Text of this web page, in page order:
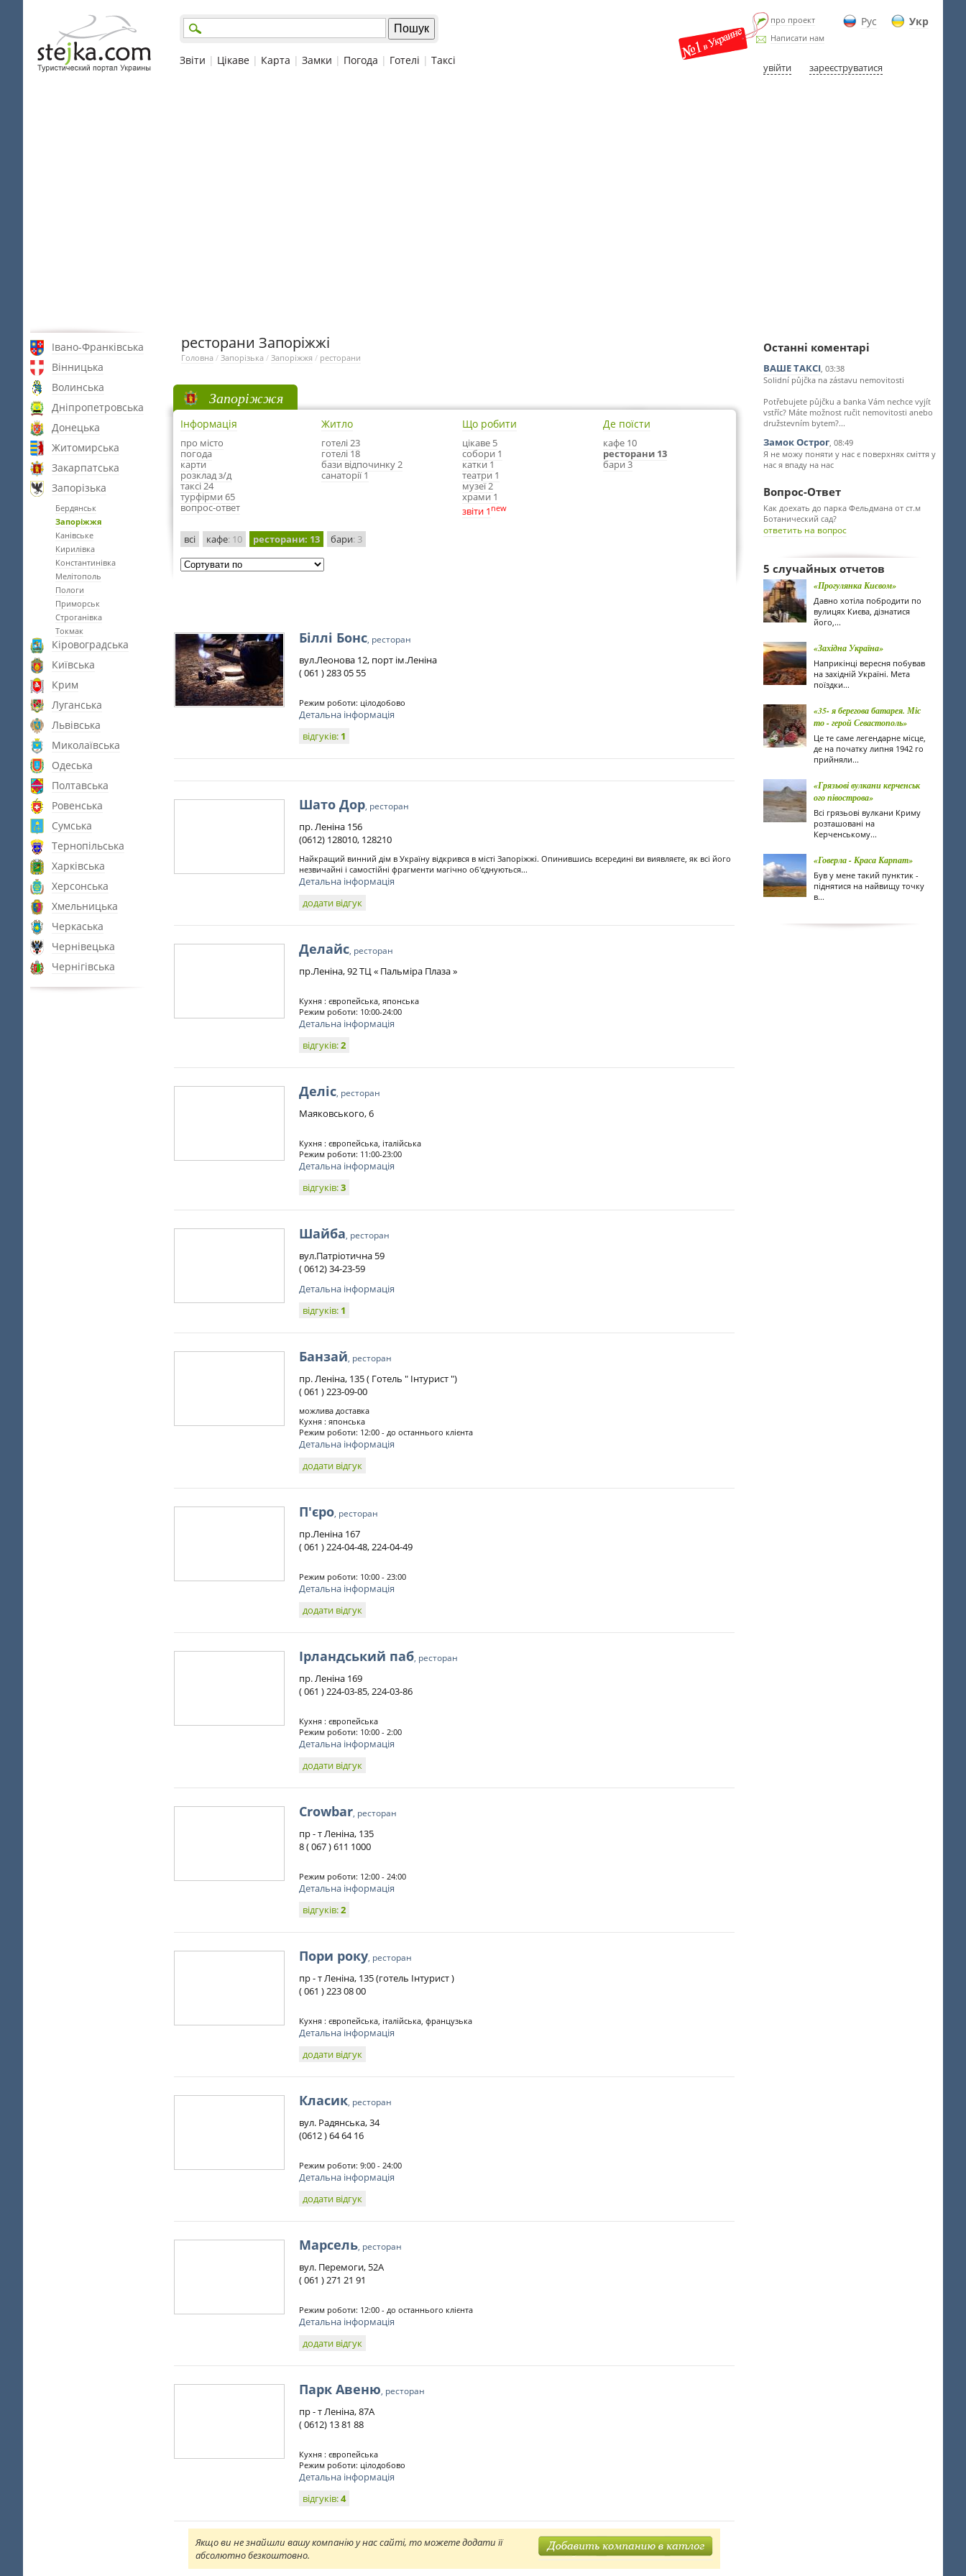
Рус Укр
про проект
Написати нам
увійти зареєструватися
Звіти | Цікаве | Карта | Замки | Погода | Готелі | Таксі
Івано-Франківська
Вінницька
Волинська
Дніпропетровська
Донецька
Житомирська
Закарпатська
Запорізька
Бердянськ
Запоріжжя
Канівське
Кирилівка
Константинівка
Мелітополь
Пологи
Приморськ
Строганівка
Токмак
Кіровоградська
Київська
Крим
Луганська
Львівська
Миколаївська
Одеська
Полтавська
Ровенська
Сумська
Тернопільська
Харківська
Херсонська
Хмельницька
Черкаська
Чернівецька
Чернігівська
ресторани Запоріжжі
Головна / Запорізька / Запоріжжя / ресторани
Запоріжжя
Інформація
про місто
погода
карти
розклад з/д
таксі 24
турфірми 65
вопрос-ответ
Житло
готелі 23
готелі 18
бази відпочинку 2
санаторії 1
Що робити
цікаве 5
собори 1
катки 1
театри 1
музеї 2
храми 1
звіти 1 new
Де поїсти
кафе 10
ресторани 13
бари 3
всі кафе: 10 ресторани: 13 бари: 3
Біллі Бонс, ресторан
вул.Леонова 12, порт ім.Леніна
( 061 ) 283 05 55
Режим роботи: цілодобово
Детальна інформація
відгуків: 1
Шато Дор, ресторан
пр. Леніна 156
(0612) 128010, 128210
Найкращий винний дім в Україну відкрився в місті Запоріжжі. Опинившись всередині ви виявляєте, як всі його
незвичайні і самостійні фрагменти магічно об'єднуються...
Детальна інформація
додати відгук
Делайс, ресторан
пр.Леніна, 92 ТЦ « Пальміра Плаза »
Кухня : європейська, японська
Режим роботи: 10:00-24:00
Детальна інформація
відгуків:2
Деліс, ресторан
Маяковського, 6
Кухня : європейська, італійська
Режим роботи: 11:00-23:00
Детальна інформація
відгуків:3
Шайба, ресторан
вул.Патріотична 59
( 0612) 34-23-59
Детальна інформація
відгуків: 1
Банзай, ресторан
пр. Леніна, 135 ( Готель " Інтурист ")
( 061 ) 223-09-00
можлива доставка
Кухня : японська
Режим роботи: 12:00 - до останнього клієнта
Детальна інформація
додати відгук
П'єро, ресторан
пр.Леніна 167
( 061 ) 224-04-48, 224-04-49
Режим роботи: 10:00 - 23:00
Детальна інформація
додати відгук
Ірландський паб, ресторан
пр. Леніна 169
( 061 ) 224-03-85, 224-03-86
Кухня : європейська
Режим роботи: 10:00 - 2:00
Детальна інформація
додати відгук
Crowbar, ресторан
пр - т Леніна, 135
8 ( 067 ) 611 1000
Режим роботи: 12:00 - 24:00
Детальна інформація
відгуків:2
Пори року, ресторан
пр - т Леніна, 135 (готель Інтурист )
( 061 ) 223 08 00
Кухня : європейська, італійська, французька
Детальна інформація
додати відгук
Класик, ресторан
вул. Радянська, 34
(0612 ) 64 64 16
Режим роботи: 9:00 - 24:00
Детальна інформація
додати відгук
Марсель, ресторан
вул. Перемоги, 52А
( 061 ) 271 21 91
Режим роботи: 12:00 - до останнього клієнта
Детальна інформація
додати відгук
Парк Авеню, ресторан
пр - т Леніна, 87А
( 0612) 13 81 88
Кухня : європейська
Режим роботи: цілодобово
Детальна інформація
відгуків:4
Якщо ви не знайшли вашу компанію у нас сайті, то можете додати її
абсолютно безкоштовно.
Останні коментарі
ВАШЕ ТАКСІ, 03:38
Solidní půjčka na zástavu nemovitosti
Potřebujete půjčku a banka Vám nechce vyjít
vstříc? Máte možnost ručit nemovitosti anebo
družstevním bytem?...
Замок Острог, 08:49
Я не можу поняти у нас є поверхнях сміття у
нас я впаду на нас
Вопрос-Ответ
Как доехать до парка Фельдмана от ст.м
Ботанический сад?
ответить на вопрос
5 случайных отчетов
«Прогулянка Києвом»
Давно хотіла побродити по
вулицях Києва, дізнатися
його,...
«Західна Україна»
Наприкінці вересня побував
на західній Україні. Мета
поїздки...
«35- я берегова батарея. Міс
то - герой Севастополь»
Це те саме легендарне місце,
де на початку липня 1942 го
прийняли...
«Грязьові вулкани керченськ
ого півострова»
Всі грязьові вулкани Криму
розташовані на
Керченському...
«Говерла - Краса Карпат»
Був у мене такий пунктик -
піднятися на найвищу точку
в...